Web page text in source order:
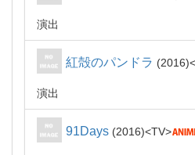
演出
紅殻のパンドラ 2016
演出
91Days 2016 TV